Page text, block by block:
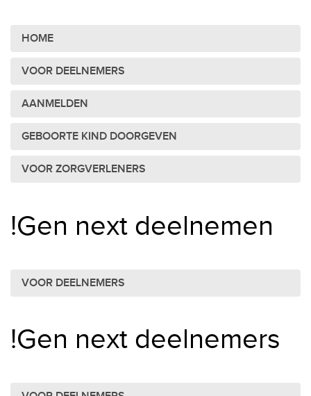
HOME
VOOR DEELNEMERS
AANMELDEN
GEBOORTE KIND DOORGEVEN
VOOR ZORGVERLENERS
!Gen next deelnemen
VOOR DEELNEMERS
!Gen next deelnemers